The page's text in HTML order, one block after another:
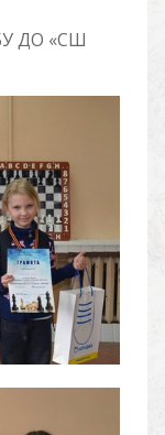
ДО «СШ